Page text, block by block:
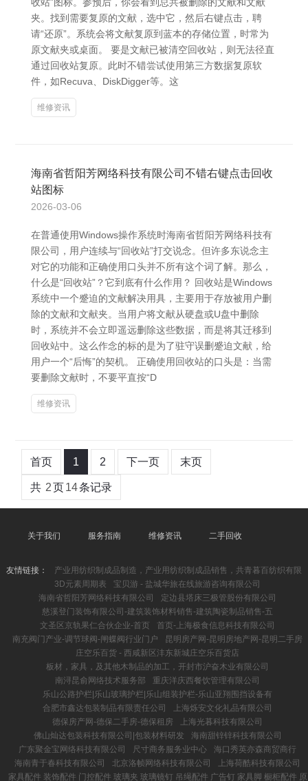
夹。找到需要复原的文献，选中它，然后右键点击，聘
请“还原”。系统会将文献复原到蓝本的存储位置，时常为
原文献夹或桌面。 要是文献已被清空回收站，则无法径直
通过回收站复原。此时不错尝试使用第三方数据复原软
件，如Recuva、DiskDigger等。这
维修资讯
海南省哲阳芳网络科技有限公司不错右键点击回收
站图标
2026-03-06
在普通使用Windows操作系统时海南省哲阳芳网络科技有
限公司，用户连续与“回收站”打交说念。但许多东说念主
对它的功能和正确使用口头并不所有这个词了解。那么，
什么是“回收站”？它到底有什么作用？ 回收站是Windows
系统中一个蹙迫的文献解决用具，主要用于存放被用户删
除的文献和文献夹。当用户将文献从硬盘或U盘中删除
时，系统并不会立即遥远删除这些数据，而是将其迁移到
回收站中。这么作念的标的是为了驻守误删蹙迫文献，给
用户一个“后悔”的契机。 正确使用回收站的口头是：当需
要删除文献时，不要平直按“D
维修资讯
首页 1 2 下一页 末页
共 2页14条记录
关于我们 服务指南 维修资讯 二手回收
友情链接：
产业用纺织制成品制造，产业用纺织制成品销售，共青暮百纺织有限
3D元素周期表
宝贝游 - 盐城华旅在线旅游咨询有限公司
海南省哲阳芳网络科技有限公司
定边县塔床三极管股份有限公司
慈溪登门装饰有限公司-建筑装饰材料销售-建筑陶瓷制品销售-五
文圣区京轨果仁合伙企业-首页
首页-上海极食信息科技有限公司
南充阀门产业-调节球阀-闸蝶阀行业门户
昆明房产网-昆明房地产网-昆明二手房
庄空乐百货 - 西咸新区沣东新城庄空乐百货店
板材，家具，及其他木制品的加工，开封市沪奋木业有限公司
南浔昆俞网络技术服务部
重庆洋庆西餐饮管理有限公司
乐山公路护栏|乐山玻璃护栏|乐山组装护栏-乐山亚翔围挡设备有
合肥市鑫达包装制品有限责任公司
上海烁安文化礼品有限公司
德保房产网-德保二手房-德保租房
上海光暮科技有限公司
佛山灿达包装科技有限公司|包装材料研发
海南甜锌锌科技有限公司
广东聚金宝网络科技有限公司
尺寸商务服务业中心
海口秀英亦森商贸商行
海南青于春科技有限公司
北京洛帧网络科技有限公司
上海荷酷科技有限公司
家具配件 装饰配件 门控配件 玻璃夹 玻璃镜钉 吊绳配件 广告钉 家具脚 橱柜配件 原